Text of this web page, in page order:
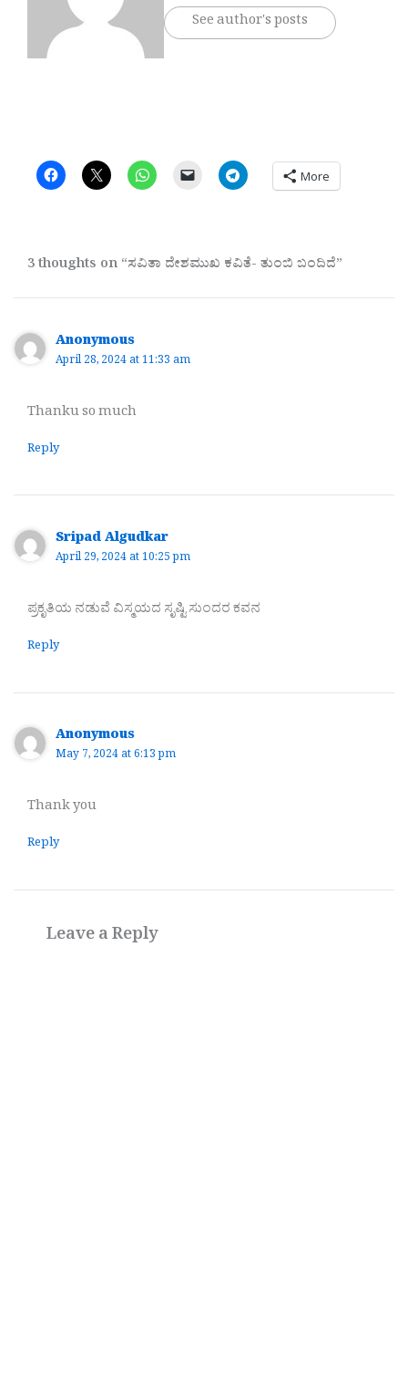
See author's posts
More
3 thoughts on “ಸವಿತಾ ದೇಶಮುಖ ಕವಿತೆ- ತುಂಬಿ ಬಂದಿದೆ”
Anonymous
April 28, 2024 at 11:33 am
Thanku so much
Reply
Sripad Algudkar
April 29, 2024 at 10:25 pm
ಪ್ರಕೃತಿಯ ನಡುವೆ ವಿಸ್ಮಯದ ಸೃಷ್ಟಿ ಸುಂದರ ಕವನ
Reply
Anonymous
May 7, 2024 at 6:13 pm
Thank you
Reply
Leave a Reply